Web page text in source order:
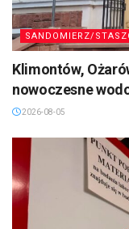
SANDOMIERZ/
Klimontów,
nowoczesne
2026-08-05